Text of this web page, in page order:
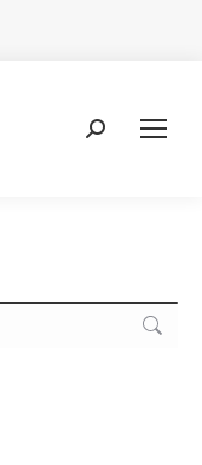
Recherche